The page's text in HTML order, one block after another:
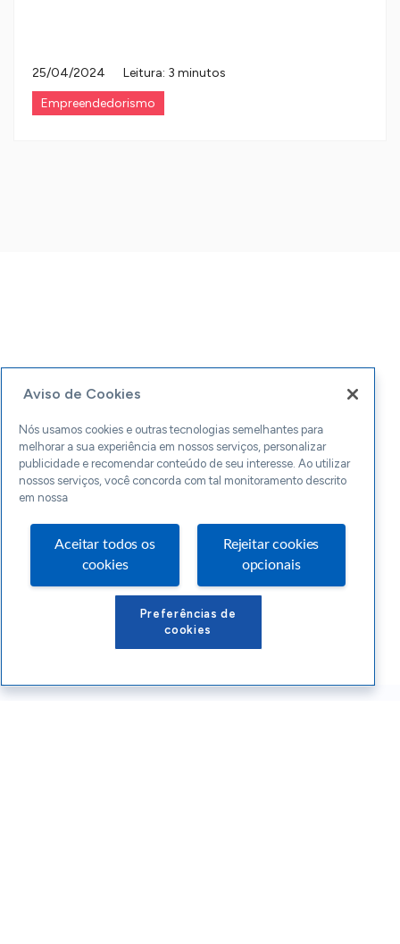
25/04/2024
Leitura: 3 minutos
Empreendedorismo
Aviso de Cookies
Nós usamos cookies e outras tecnologias semelhantes para
melhorar a sua experiência em nossos serviços, personalizar
publicidade e recomendar conteúdo de seu interesse. Ao utilizar
nossos serviços, você concorda com tal monitoramento descrito
em nossa
Aceitar todos os
cookies
Rejeitar cookies
opcionais
Preferências de
cookies